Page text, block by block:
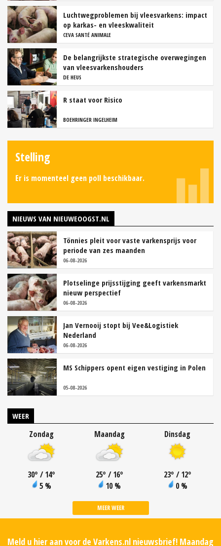
Luchtwegproblemen bij vleesvarkens: impact
op karkas- en vleeskwaliteit
CEVA SANTÉ ANIMALE
De belangrijkste strategische overwegingen
van vleesvarkenshouders
DE HEUS
R staat voor Risico
BOEHRINGER INGELHEIM
Stelling
Er is momenteel geen poll beschikbaar.
NIEUWS VAN NIEUWEOOGST.NL
Tönnies pleit voor vaste varkensprijs voor
periode van zes maanden
06-08-2026
Plotselinge prijsstijging geeft varkensmarkt
nieuw perspectief
06-08-2026
Jan Vernooij stopt bij Vee&Logistiek
Nederland
06-08-2026
MS Schippers opent eigen vestiging in Polen
05-08-2026
WEER
Zondag
30° / 14°
5 %
Maandag
25° / 16°
10 %
Dinsdag
23° / 12°
0 %
MEER WEER
Meld u hier aan voor de Varkens.nl nieuwsbrief! Maandag